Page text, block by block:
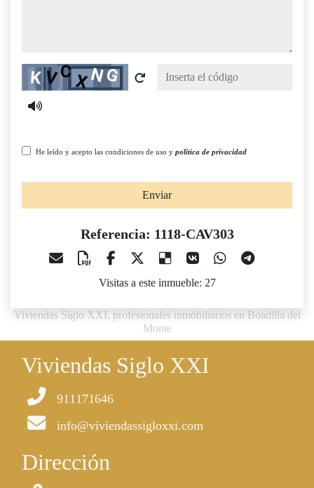
Captcha
He leído y acepto las condiciones de uso y política de privacidad
Enviar
Referencia: 1118-CAV303
Visitas a este inmueble: 27
Viviendas Siglo XXI, profesionales inmobiliarios en Boadilla del
Monte
Viviendas Siglo XXI
911171646
info@viviendassigloxxi.com
Dirección